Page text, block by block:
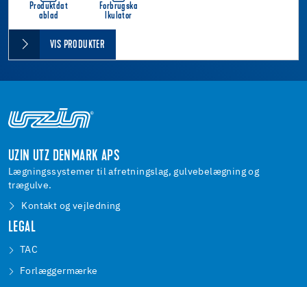
Produktdat
ablad
Forbrugska
lkulator
VIS PRODUKTER
UZIN UTZ DENMARK APS
Lægningssystemer til afretningslag, gulvebelægning og
trægulve.
Kontakt og vejledning
LEGAL
TAC
Forlæggermærke